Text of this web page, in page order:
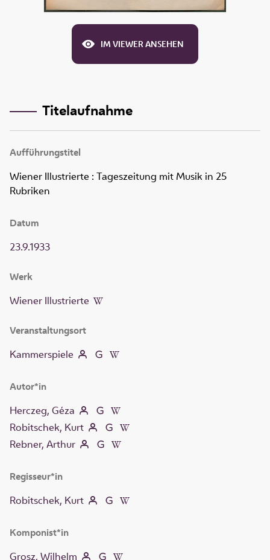
IM VIEWER ANSEHEN
Titelaufnahme
Aufführungstitel
Wiener Illustrierte : Tageszeitung mit Musik in 25
Rubriken
Autor*in
Herczeg, Géza
Robitschek, Kurt
Rebner, Arthur
Regisseur*in
Robitschek, Kurt
Komponist*in
Grosz, Wilhelm
Veranstaltungsort
Kammerspiele
Datum
23.9.1933
Werk
Wiener Illustrierte